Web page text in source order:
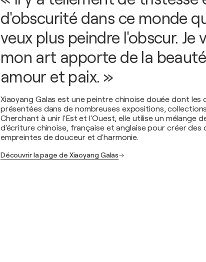
d'obscurité dans ce monde
veux plus peindre l'obscur. Je
mon art apporte de la beauté
amour et paix. »
Xiaoyang Galas est une peintre chinoise douée dont
présentées dans de nombreuses expositions,
Cherchant à unir l'Est et l'Ouest, elle utilise un mélange
d'écriture chinoise, française et anglaise pour créer
empreintes de douceur et d'harmonie.
Découvrir la page de Xiaoyang Galas